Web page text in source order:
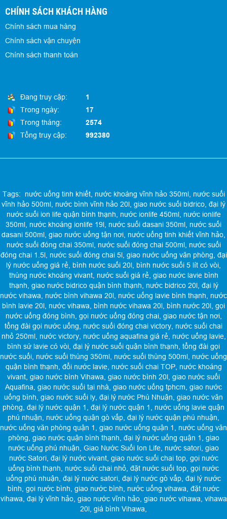
CHÍNH SÁCH KHÁCH HÀNG
Chính sách mua hàng
Chính sách vận chuyện
Chính sách thanh toán
Đang truy cập:
1
Trong ngày:
17
Trong tháng:
2574
Tổng truy cập:
992380
Tags: nước uống tinh khiết, nước khoáng vĩnh hảo 350ml, nước suối
vĩnh hảo 500ml, nước bình vĩnh hảo 20l, giao nước suối bidrico, đại lý
nước suối ion life quận bình thạnh, nước ionlife 450ml, nước ionlife
350ml, nước khoáng ionlife 19l, nước suối dasani 350ml, nước suối
dasani 500ml, giao nước uống tận nơi, nước uống tinh khiết vĩnh hảo,
nước suối đóng chai 350ml, nước suối đóng chai 500ml, nước suối
đóng chai 1.5l, nước suối đóng chai 5l, giao nước uống văn phòng, đại
lý nước uống giá rẻ, bình nước suối 20l, bình nước suối 5 lít có vòi,
thùng nước khoáng vivant, nước suối giá rẻ, giao nước lavie bình
thạnh, giao nước bidrico quận bình thạnh, nước bidrico 20l, đại lý
nước vihawa, nước bình vihawa 20l, nước uống lavie bình thạnh, nước
bình lavie 20l, nước vihawa, bình nước vihawa 20l, bình nước 20l, gọi
nước uống đóng bình, gọi nước uống đóng chai, giao nước tận nơi,
tổng đài gọi nước uống, nước suối đóng chai victory, nước suối chai
nhỏ 250ml, nước victory, nước uống aquafina giá rẻ, nước uống lavie,
bình sứ lavie có vòi, đại lý nước suối quận bình thạnh, tổng đài gọi
nước suối, nước suối thùng 350ml, nước suối thùng 500ml, nước uống
quận bình thạnh, đổi nước lavie, nước suối chai TOP, nước khoáng
vivant, giao nước bình Vihawa, giao nước bình 20l, giao nước suối
Aquafina, giao nước suối tại nhà, giao nước uống tphcm, giao nước
uống bình, giao nước suối ly, đại lý nước Phú Nhuận, giao nước văn
phòng, đại lý nước quận 1, đại lý nước quận 1, nước uống lavie quận
phú nhuận, nước uống quận gò vấp, đại lý nước quận phú nhuận,
nước uống văn phòng quận 1, giao nước uống quận 1, nước uống văn
phòng, giao nước quận bình thạnh, đại lý nước uống quận 1, giao
nước uống phú nhuận, Giao Nước Suối Ion Life, nước satori, giao
nước Satori, đại lý nước vivant, giao nước suối chai top, gọi nước
uống bình thạnh, nước suối chai nhỏ, đặt nước suối top, gọi nước
uống phú nhuận, đại lý nước satori, đại lý nước gò vấp, đại lý nước
bình, gọi nước bình, giao nước bình, nước uống vihawa, đặt nước
vihawa, đại lý vĩnh hảo, giao nước vĩnh hảo, giao nước vihawa, vihawa
20l, giá bình Vihawa,